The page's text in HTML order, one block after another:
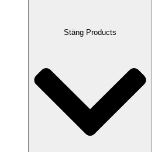
Stäng Products